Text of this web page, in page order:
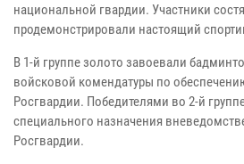
национальной гвардии. Участники
продемонстрировали настоящий
В 1-й группе золото завоевали
войсковой комендатуры по
Росгвардии. Победителями во 2-й
специального назначения
Росгвардии.